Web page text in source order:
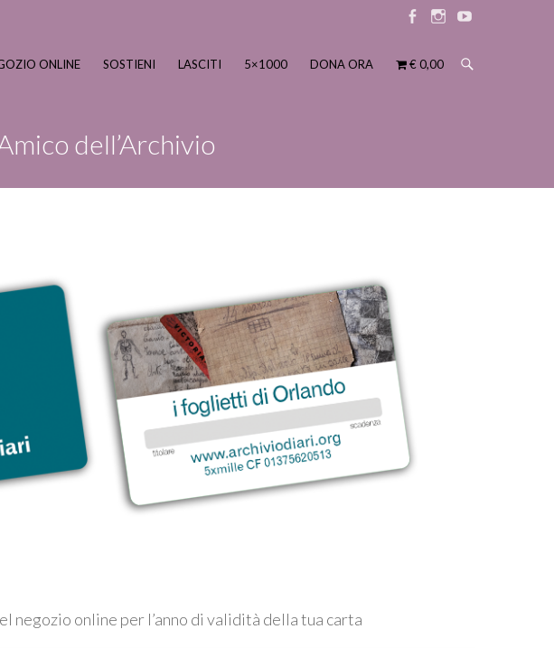
ElementoElemento
ONLINE SOSTIENI LASCITI 5×1000 DONA ORA € 0,00
dell’Archivio
negozio online per l’anno di validità della tua carta